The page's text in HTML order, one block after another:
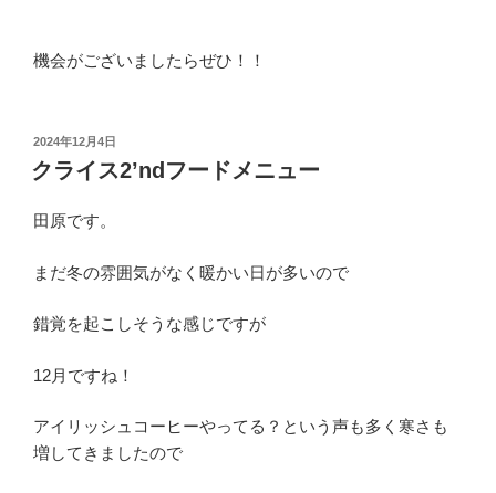
機会がございましたらぜひ！！
投
稿
日:
2024年12月4日
クライス2’ndフードメニュー
田原です。
まだ冬の雰囲気がなく暖かい日が多いので
錯覚を起こしそうな感じですが
12月ですね！
アイリッシュコーヒーやってる？という声も多く寒さも
増してきましたので